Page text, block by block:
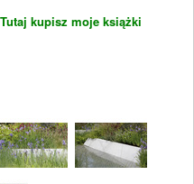
Tutaj kupisz moje książki